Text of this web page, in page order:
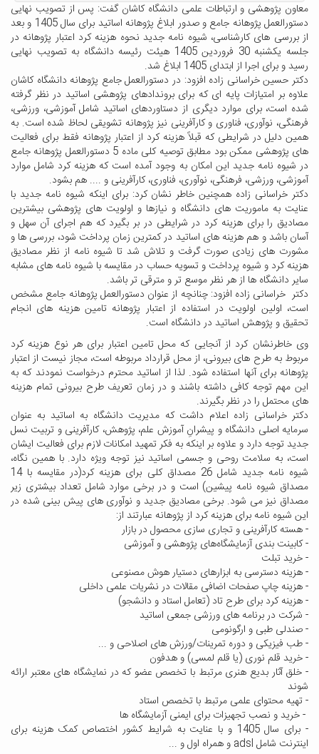
معاون پژوهشی و ارتباطات علمی دانشگاه کاشان گفت: پس از تصویب نهایی
دستورالعمل پژوهانه جامع و صدور ابلاغ پژوهانه اساتید برای سال 1405 و بعد
از بررسی های کارشناسی، شیوه نامه جدید نحوه هزینه کرد اعتبار پژوهانه در
جلسه یکشنبه 30 فروردین 1405 هیئت رئیسه دانشگاه به تصویب نهایی
رسید و برای اجرا از ابتدای 1405 ابلاغ شد.
دکتر حسین خراسانی زاده افزود: در دستورالعمل جامع پژوهانه دانشگاه کاشان
علاوه بر امتیازات پایه ای که برای بروندادهای پژوهشی اساتید در نظر گرفته
شده است، برای موارد دیگری از دستاوردهای اساتید شامل آموزشی، ورزشی،
فرهنگی، نوآوری، فناوری و کارآفرینی نیز پژوهانه تشویقی لحاظ شده است. به
همین دلیل در شرایطی که قبلاً هزینه کرد از اعتبار پژوهانه فقط برای فعالیت
های پژوهشی ممکن بود مطابق توصیه کلی ماده 5 دستورالعمل پژوهانه جامع
در شیوه نامه جدید این امکان به وجود آمده است که هزینه کرد شامل موارد
آموزشی، ورزشی، فرهنگی، نوآوری، فناوری، کارآفرینی و .... هم بشود.
دکتر خراسانی زاده همچنین خاطر نشان کرد: برای اینکه شیوه نامه جدید با
عنایت به ماموریت های دانشگاه و نیازها و اولویت های پژوهشی بیشترین
مصادیق را برای هزینه کرد در شرایطی در بر بگیرد که هم اجرای آن سهل و
آسان باشد و هم هزینه های اساتید در کمترین زمان پرداخت شود، بررسی ها و
مشورت های زیادی صورت گرفت و تلاش شد تا شیوه نامه از نظر مصادیق
هزینه کرد و شیوه پرداخت و تسویه حساب در مقایسه با شیوه نامه های مشابه
سایر دانشگاه ها از هر نظر موسع تر و مترقی تر باشد.
دکتر خراسانی زاده افزود: چنانچه از عنوان دستورالعمل پژوهانه جامع مشخص
است، اولین اولویت در استفاده از اعتبار پژوهانه تامین هزینه های انجام
تحقیق و پژوهش اساتید در دانشگاه است.
وی خاطرنشان کرد از آنجایی که محل تامین اعتبار برای هر نوع هزینه کرد
مربوط به طرح های بیرونی، از محل قرارداد مربوطه است، مجاز نیست از اعتبار
پژوهانه برای آنها استفاده شود. لذا از اساتید محترم درخواست نمودند که به
این مهم توجه کافی داشته باشند و در زمان تعریف طرح بیرونی تمام هزینه
های محتمل را در نظر بگیرند.
دکتر خراسانی زاده اعلام داشت که مدیریت دانشگاه به اساتید به عنوان
سرمایه اصلی دانشگاه و پیشرانِ آموزش علم، پژوهش، کارآفرینی و تربیت نسل
جدید توجه دارد و علاوه بر اینکه به فکر تمهید امکانات لازم برای فعالیت ایشان
است، به سلامت روحی و جسمی اساتید نیز توجه ویژه دارد. با همین نگاه،
شیوه نامه جدید شامل 26 مصداق کلی برای هزینه کرد(در مقایسه با 14
مصداق شیوه نامه پیشین) است و در برخی موارد شامل تعداد بیشتری زیر
مصداق نیز می شود. برخی مصادیق جدید و نوآوری های پیش بینی شده در
این شیوه نامه برای هزینه کرد از پژوهانه عبارتند از:
- هسته کارآفرینی و تجاری سازی محصول در بازار
- کابینت بندی آزمایشگاه‌های پژوهشی و آموزشی
- خرید تبلت
- هزینه دسترسی به ابزارهای دستیار هوش مصنوعی
- هزینه چاپ صفحات اضافی مقالات در نشریات علمی داخلی
- هزینه کرد برای طرح تاد (تعامل استاد و دانشجو)
- شرکت در برنامه های ورزشی جمعی اساتید
- صندلی طبی و ارگونومی
- طب فیزیکی و دوره تمرینات/ورزش های اصلاحی و ...
- خرید قلم نوری (یا قلم لمسی) و هدفون
- خلق آثار بدیع هنری مرتبط با تخصص عضو که در نمایشگاه های معتبر ارائه
شوند
- تهیه محتوای علمی مرتبط با تخصص استاد
- خرید و نصب تجهیزات برای ایمنی آزمایشگاه ها
- برای سال 1405 و با عنایت به شرایط کشور اختصاص کمک هزینه برای
اینترنت شامل adsl و همراه اول و ...